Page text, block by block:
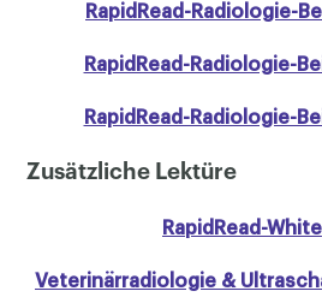
RapidRead-Radiologie-
RapidRead-Radiologie-
RapidRead-Radiologie-
Zusätzliche Lektüre
RapidRead-
Veterinärradiologie &